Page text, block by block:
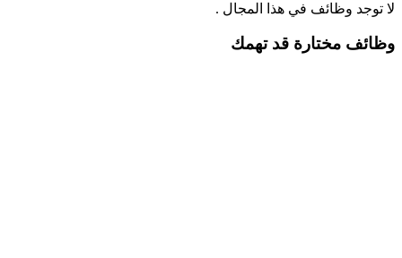
لا توجد وظائف في هذا المجال .
وظائف مختارة قد تهمك